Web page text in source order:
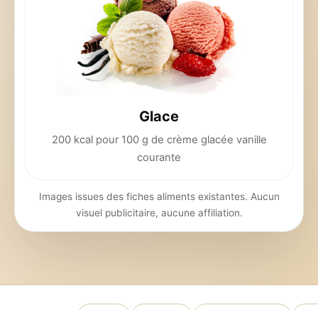
Glace
200 kcal pour 100 g de crème glacée vanille
courante
Images issues des fiches aliments existantes. Aucun
visuel publicitaire, aucune affiliation.